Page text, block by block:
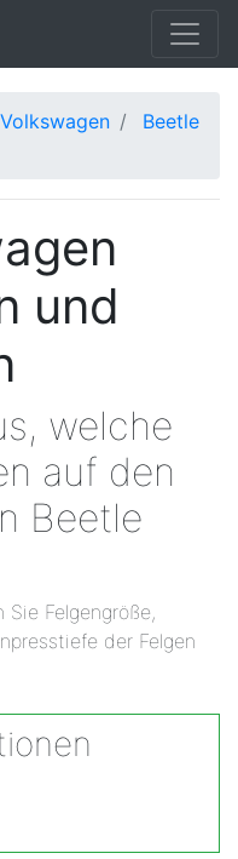
Volkswagen
Beetle
und
welche
auf den
Beetle
Felgengröße,
der Felgen